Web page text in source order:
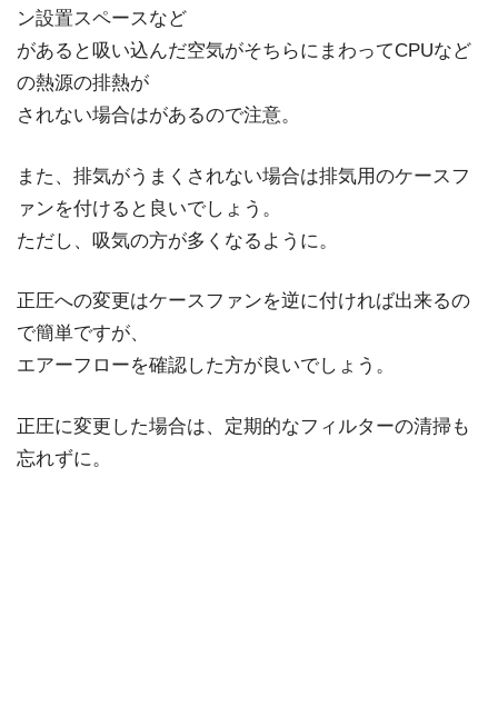
ン設置スペースなど
があると吸い込んだ空気がそちらにまわってCPUなど
の熱源の排熱が
されない場合はがあるので注意。
また、排気がうまくされない場合は排気用のケースフ
ァンを付けると良いでしょう。
ただし、吸気の方が多くなるように。
正圧への変更はケースファンを逆に付ければ出来るの
で簡単ですが、
エアーフローを確認した方が良いでしょう。
正圧に変更した場合は、定期的なフィルターの清掃も
忘れずに。